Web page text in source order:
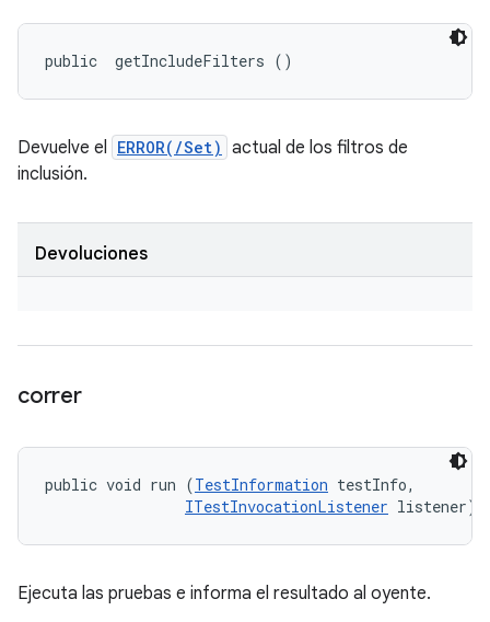
public getIncludeFilters ()
Devuelve el ERROR(/Set) actual de los filtros de
inclusión.
Devoluciones
correr
public void run (TestInformation testInfo,
ITestInvocationListener listener)
Ejecuta las pruebas e informa el resultado al oyente.